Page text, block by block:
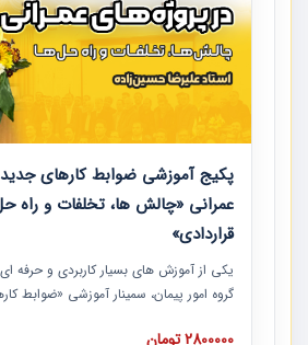
پکیج آموزشی ضوابط کارهای
عمرانی «چالش ها، تخلفات و راه
قراردادی»
یکی از آموزش‏‏‏‏‏‏ های بسیار کاربردی و حرفه‏
گروه امور پیمان، سمینار آموزشی «ضوابط
های عمرانی» چالش ها، تخلفات و راه حل
2800000 تومان